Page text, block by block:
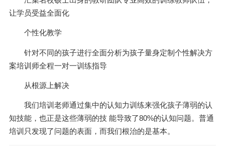
让学员受益全面化
个性化教学
针对不同的孩子进行全面分析为孩子量身定制个性解决方
案培训师全程一对一训练指导
从根源上解决
我们培训老师通过集中的认知力训练来强化孩子薄弱的认
知技能，也正是这些薄弱的技 能导致了80%的认知问题。普通
培训只发现了问题的表面，而我们根治的是基本。